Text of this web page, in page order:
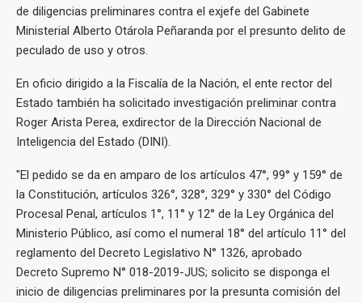
de diligencias preliminares contra el exjefe del Gabinete
Ministerial Alberto Otárola Peñaranda por el presunto delito de
peculado de uso y otros.
En oficio dirigido a la Fiscalía de la Nación, el ente rector del
Estado también ha solicitado investigación preliminar contra
Roger Arista Perea, exdirector de la Dirección Nacional de
Inteligencia del Estado (DINI).
"El pedido se da en amparo de los artículos 47°, 99° y 159° de
la Constitución, artículos 326°, 328°, 329° y 330° del Código
Procesal Penal, artículos 1°, 11° y 12° de la Ley Orgánica del
Ministerio Público, así como el numeral 18° del artículo 11° del
reglamento del Decreto Legislativo N° 1326, aprobado
Decreto Supremo N° 018-2019-JUS; solicito se disponga el
inicio de diligencias preliminares por la presunta comisión del